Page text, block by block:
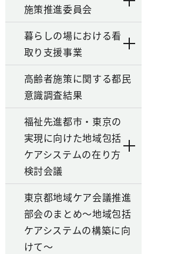
施策推進委員会
暮らしの場における看
取り支援事業
高齢者施策に関する都民
意識調査結果
福祉先進都市・東京の
実現に向けた地域包括
ケアシステムの在り方
検討会議
東京都地域ケア会議推進
部会のまとめ～地域包括
ケアシステムの構築に向
けて～